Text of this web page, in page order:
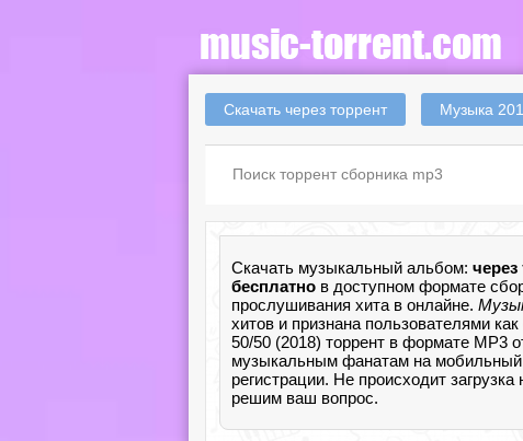
Скачать через торрент Музыка
Скачать музыкальный альбом:
бесплатно в доступном формате
прослушивания хита в онлайне.
хитов и признана пользователями
50/50 (2018) торрент в формате MP3
музыкальным фанатам на мобильный
регистрации. Не происходит загрузка
решим ваш вопрос.